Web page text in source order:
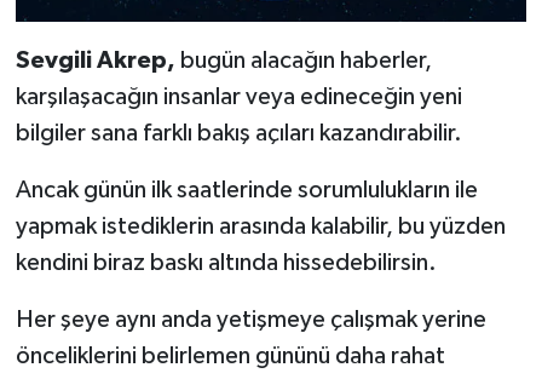
Sevgili Akrep, bugün alacağın haberler,
karşılaşacağın insanlar veya edineceğin yeni
bilgiler sana farklı bakış açıları kazandırabilir.
Ancak günün ilk saatlerinde sorumlulukların ile
yapmak istediklerin arasında kalabilir, bu yüzden
kendini biraz baskı altında hissedebilirsin.
Her şeye aynı anda yetişmeye çalışmak yerine
önceliklerini belirlemen gününü daha rahat